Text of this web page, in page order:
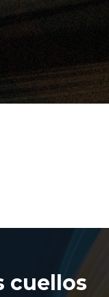
cuellos